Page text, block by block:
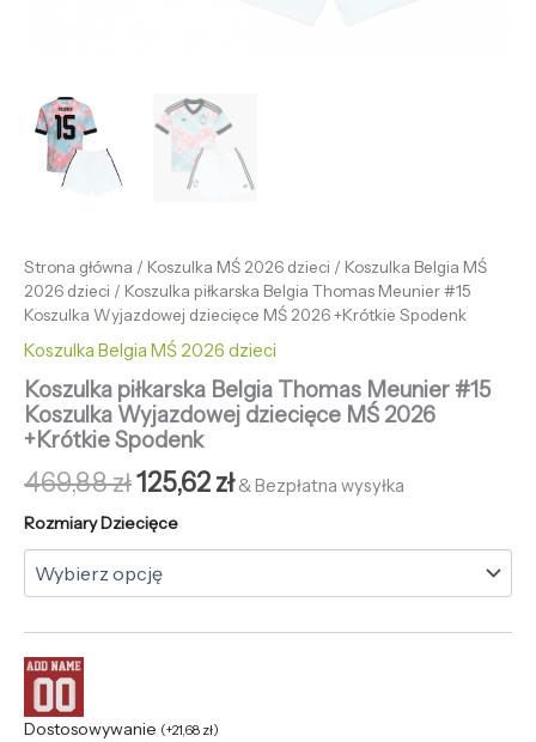
Strona główna / Koszulka MŚ 2026 dzieci / Koszulka Belgia MŚ
2026 dzieci / Koszulka piłkarska Belgia Thomas Meunier #15
Koszulka Wyjazdowej dziecięce MŚ 2026 +Krótkie Spodenk
Koszulka Belgia MŚ 2026 dzieci
Koszulka piłkarska Belgia Thomas Meunier #15
Koszulka Wyjazdowej dziecięce MŚ 2026
+Krótkie Spodenk
469,88zł125,62zł & Bezpłatna wysyłka
Rozmiary Dziecięce
Dostosowywanie (+21,68 zł)